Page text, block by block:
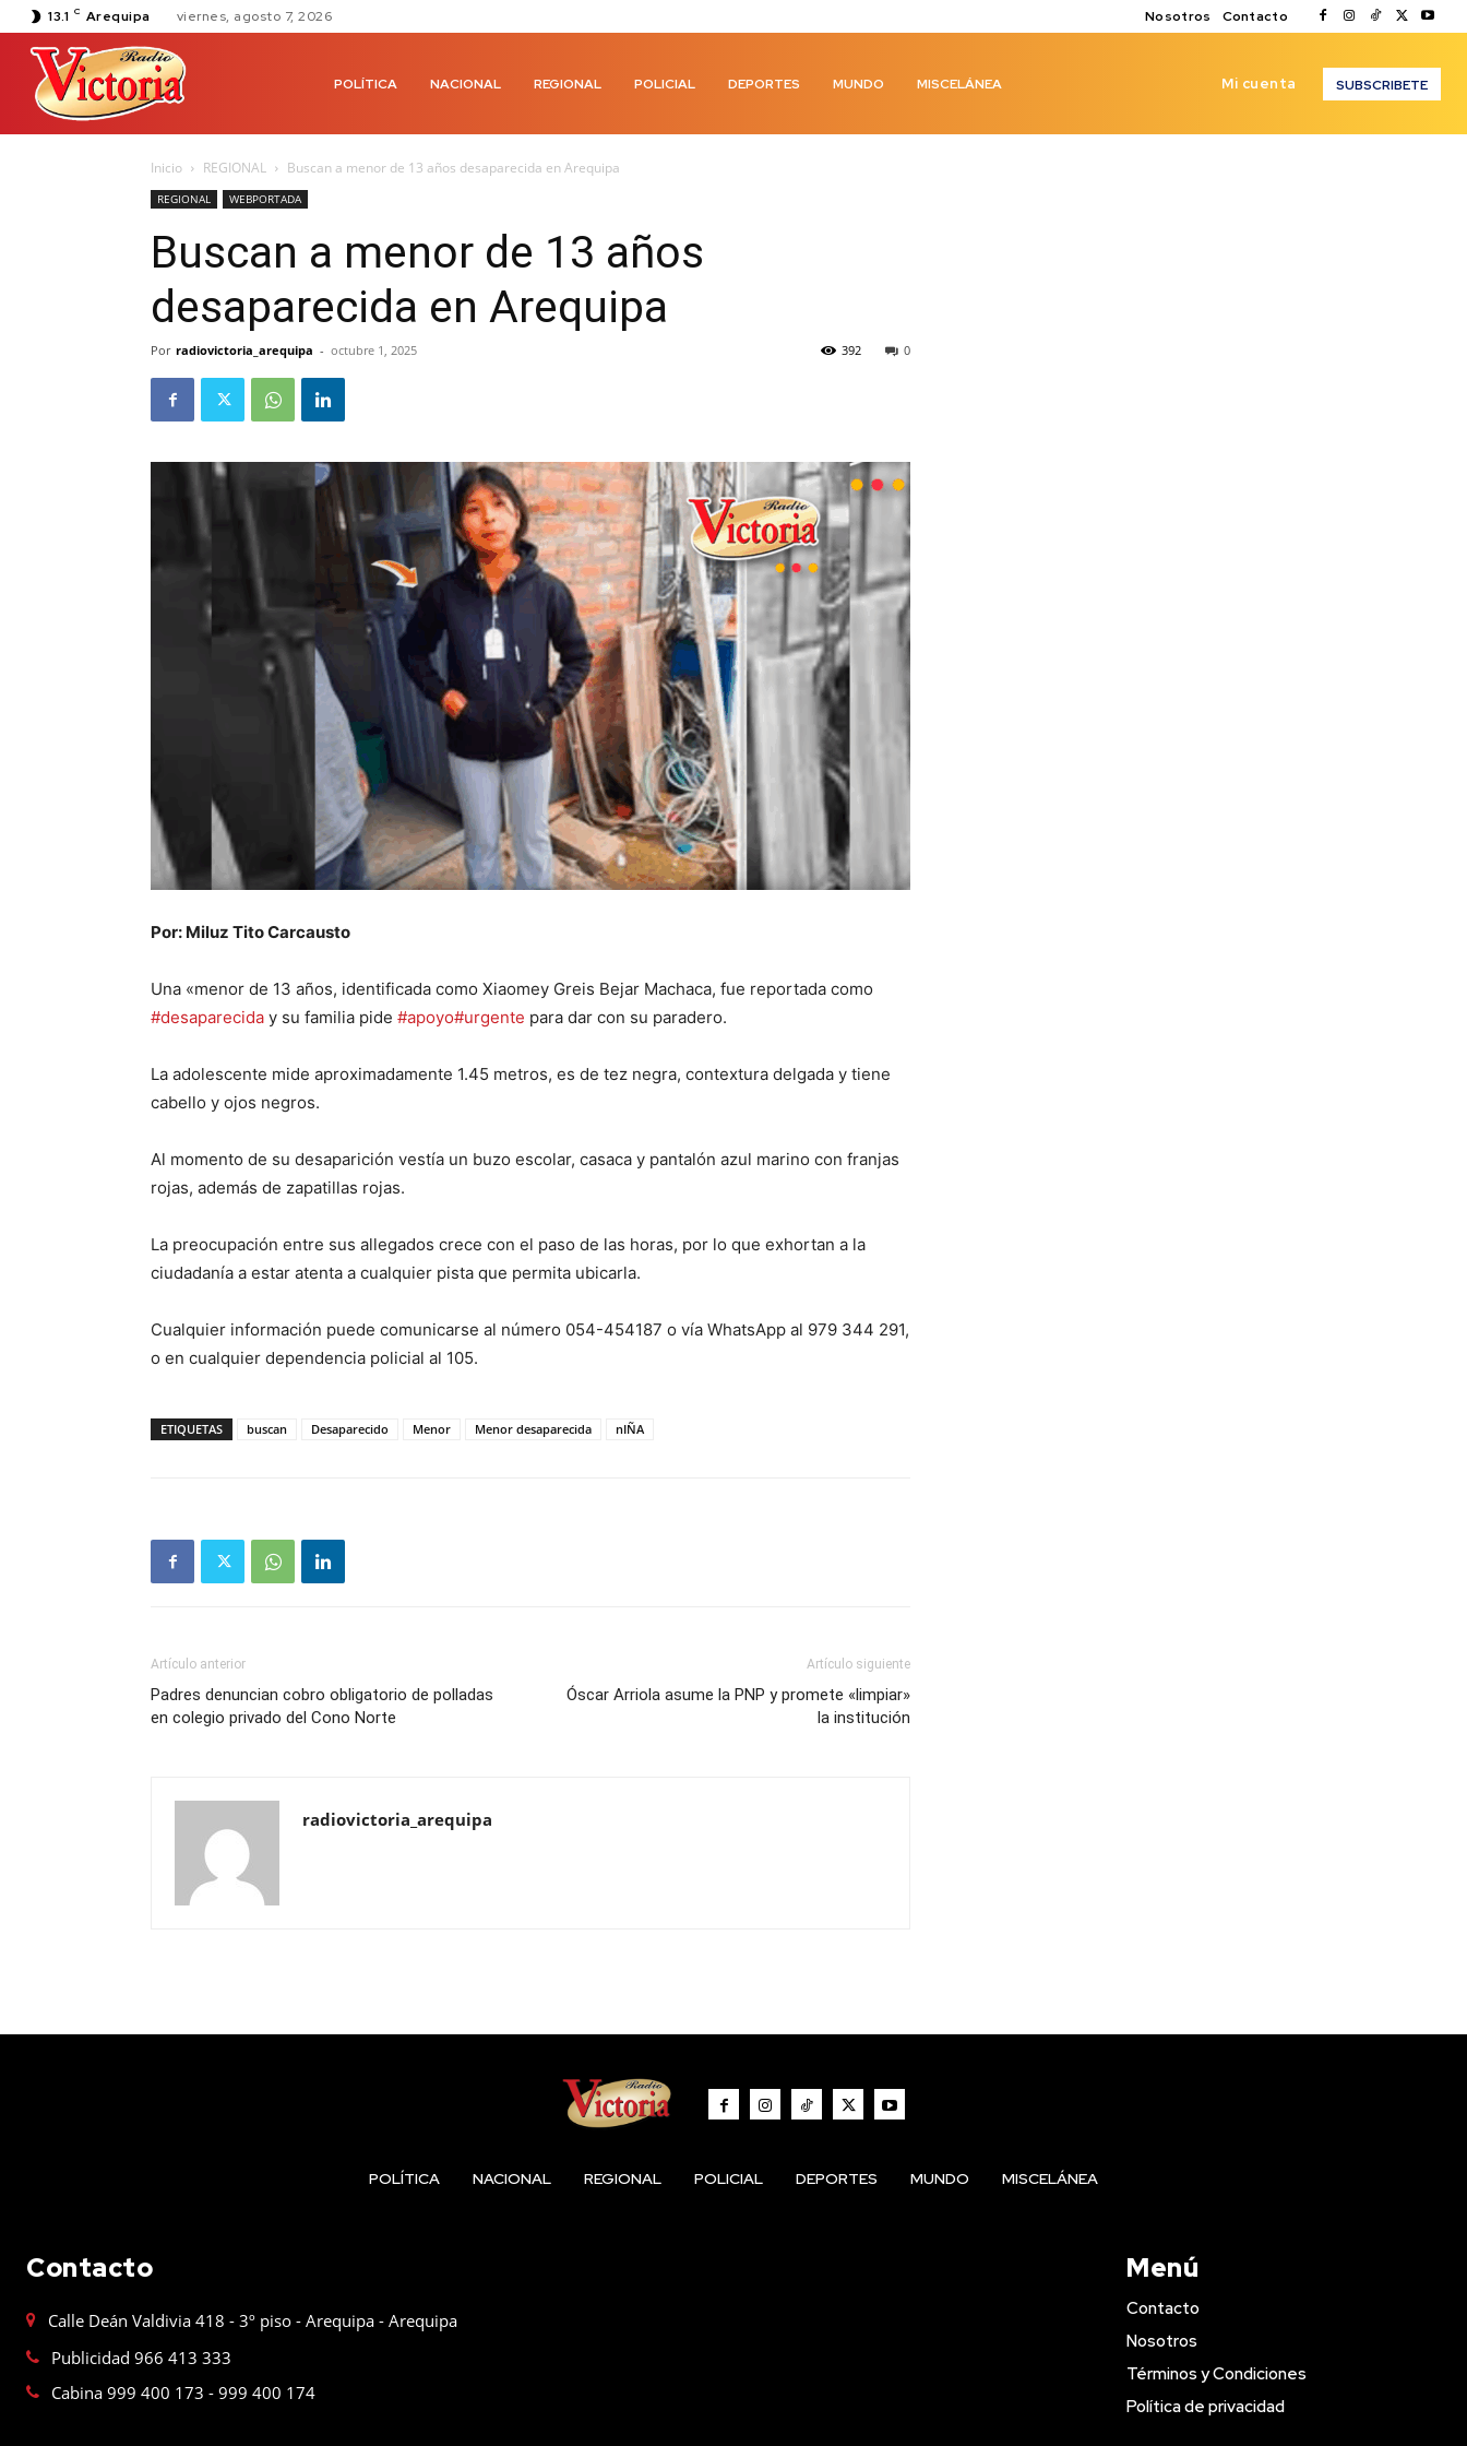
13.1 C Arequipa viernes, agosto 7, 2026 Nosotros Contacto
POLÍTICA NACIONAL REGIONAL POLICIAL DEPORTES MUNDO MISCELÁNEA Mi cuenta SUBSCRIBETE
Inicio REGIONAL Buscan a menor de 13 años desaparecida en Arequipa
REGIONAL WEBPORTADA
Buscan a menor de 13 años
desaparecida en Arequipa
Por radiovictoria_arequipa - octubre 1, 2025 0
392
Por: Miluz Tito Carcausto
Una «menor de 13 años, identificada como Xiaomey Greis Bejar Machaca, fue reportada como
#desaparecida y su familia pide #apoyo#urgente para dar con su paradero.
La adolescente mide aproximadamente 1.45 metros, es de tez negra, contextura delgada y tiene
cabello y ojos negros.
Al momento de su desaparición vestía un buzo escolar, casaca y pantalón azul marino con franjas
rojas, además de zapatillas rojas.
La preocupación entre sus allegados crece con el paso de las horas, por lo que exhortan a la
ciudadanía a estar atenta a cualquier pista que permita ubicarla.
Cualquier información puede comunicarse al número 054-454187 o vía WhatsApp al 979 344 291,
o en cualquier dependencia policial al 105.
ETIQUETAS buscan Desaparecido Menor Menor desaparecida nIÑA
Artículo anterior
Padres denuncian cobro obligatorio de polladas
en colegio privado del Cono Norte
Artículo siguiente
Óscar Arriola asume la PNP y promete «limpiar»
la institución
radiovictoria_arequipa
POLÍTICA NACIONAL REGIONAL POLICIAL DEPORTES MUNDO MISCELÁNEA
Contacto
Calle Deán Valdivia 418 - 3º piso - Arequipa - Arequipa
Publicidad 966 413 333
Cabina 999 400 173 - 999 400 174
Menú
Contacto
Nosotros
Términos y Condiciones
Política de privacidad